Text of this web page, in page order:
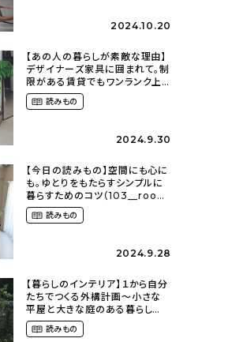
2024.10.20
【あの人の暮らしが素敵な理由】
デザイナーズ家具に囲まれて。制
限がある賃貸でもワンランク上
のお部屋に〜狭くても好きな暮
らしのこと（_____chika708さ
読みもの
2024.9.30
【今日の読みもの】空間にも心に
も。ゆとりをもたらすシンプルに
暮らすためのコツ（103__room
さん）
読みもの
2024.9.28
【暮らしのインテリア】１から自分
たちでつくる外構計画〜小さな
平屋と大きな庭のある暮らし
（tsumikiniwaさん）
読みもの